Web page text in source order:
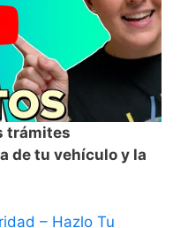
trámites
de tu vehículo y la
– Hazlo Tu